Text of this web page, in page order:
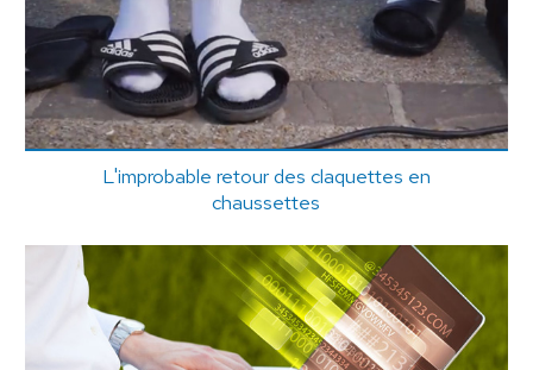
L'improbable retour des claquettes en
chaussettes